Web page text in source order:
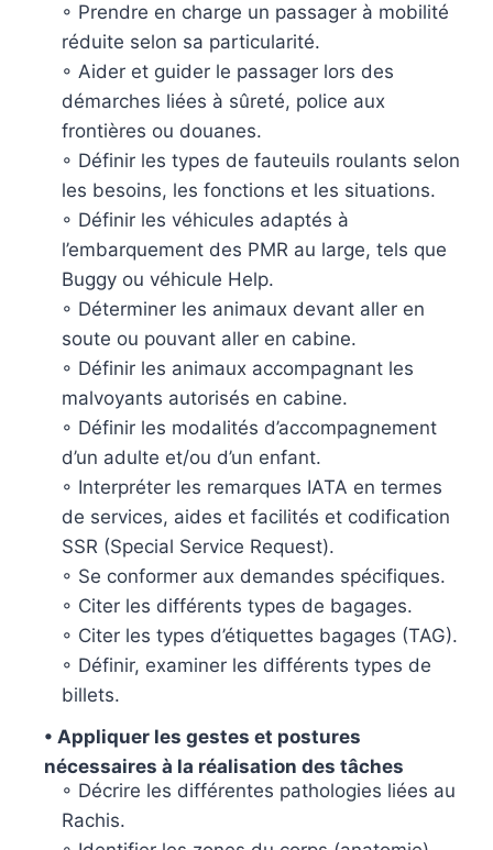
◦ Prendre en charge un passager à mobilité
réduite selon sa particularité.
◦ Aider et guider le passager lors des
démarches liées à sûreté, police aux
frontières ou douanes.
◦ Définir les types de fauteuils roulants selon
les besoins, les fonctions et les situations.
◦ Définir les véhicules adaptés à
l’embarquement des PMR au large, tels que
Buggy ou véhicule Help.
◦ Déterminer les animaux devant aller en
soute ou pouvant aller en cabine.
◦ Définir les animaux accompagnant les
malvoyants autorisés en cabine.
◦ Définir les modalités d’accompagnement
d’un adulte et/ou d’un enfant.
◦ Interpréter les remarques IATA en termes
de services, aides et facilités et codification
SSR (Special Service Request).
◦ Se conformer aux demandes spécifiques.
◦ Citer les différents types de bagages.
◦ Citer les types d’étiquettes bagages (TAG).
◦ Définir, examiner les différents types de
billets.
• Appliquer les gestes et postures
nécessaires à la réalisation des tâches
◦ Décrire les différentes pathologies liées au
Rachis.